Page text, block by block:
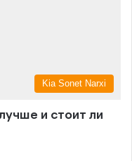
Kia Sonet Narxi
и стоит ли